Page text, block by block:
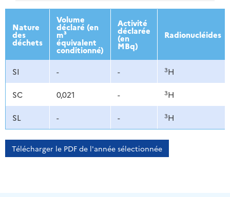
2013 2014 2015 2016
Nature
des
déchets
Volume
déclaré (en
m³
équivalent
conditionné)
Activité
déclarée
(en
MBq)
Radionucléides
SI - - 3H
SC 0,021 - 3H
SL - - 3H
Télécharger le PDF de l'année sélectionnée